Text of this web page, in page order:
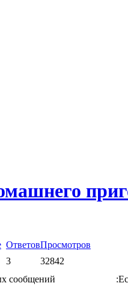
ОтветовПросмотров
3
32842
сообщений